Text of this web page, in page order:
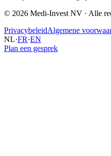
© 2026 Medi-Invest NV · Alle
PrivacybeleidAlgemene
NL·FR·EN
Plan een gesprek